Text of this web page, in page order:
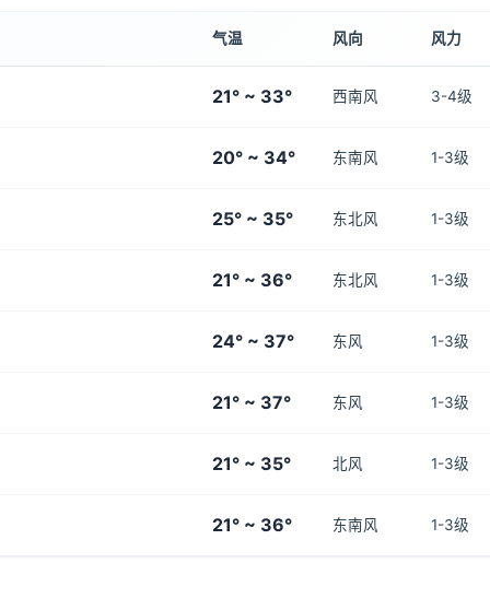
气温 风向 风力
21° ~ 33° 西南风 3-4级
20° ~ 34° 东南风 1-3级
25° ~ 35° 东北风 1-3级
21° ~ 36° 东北风 1-3级
24° ~ 37° 东风 1-3级
21° ~ 37° 东风 1-3级
21° ~ 35° 北风 1-3级
21° ~ 36° 东南风 1-3级